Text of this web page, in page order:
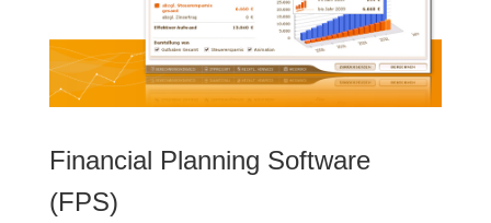
Financial Planning Software
(FPS)